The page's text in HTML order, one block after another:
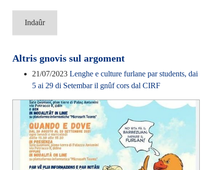
Indaûr
Altris gnovis sul argoment
21/07/2023 Lenghe e culture furlane par students, dai
5 ai 29 di Setembar il gnûf cors dal CIRF